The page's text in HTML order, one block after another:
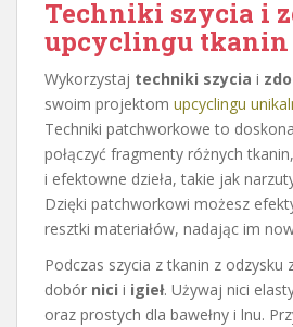
Techniki szycia i
upcyclingu tkanin
Wykorzystaj techniki szycia i
swoim projektom upcyclingu
Techniki patchworkowe to
połączyć fragmenty różnych
i efektowne dzieła, takie jak
Dzięki patchworkowi możesz
resztki materiałów, nadając im
Podczas szycia z tkanin z odzysku
dobór nici i igieł. Używaj nici
oraz prostych dla bawełny i lnu.